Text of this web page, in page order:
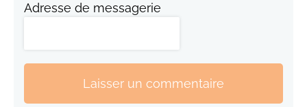
Adresse de messagerie
Laisser un commentaire